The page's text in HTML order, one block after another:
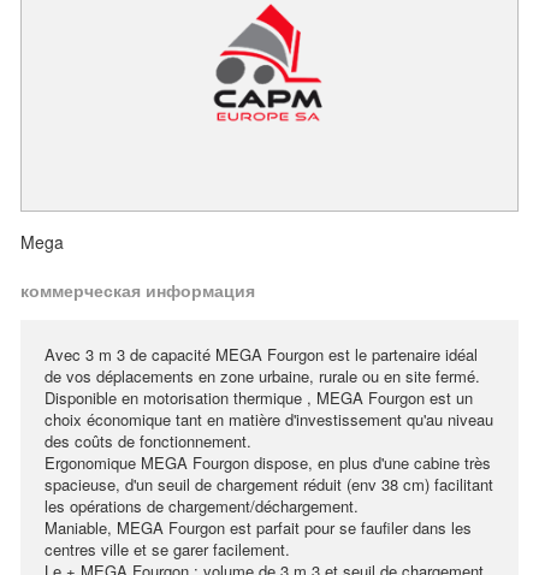
Mega
коммерческая информация
Avec 3 m 3 de capacité MEGA Fourgon est le partenaire idéal
de vos déplacements en zone urbaine, rurale ou en site fermé.
Disponible en motorisation thermique , MEGA Fourgon est un
choix économique tant en matière d'investissement qu'au niveau
des coûts de fonctionnement.
Ergonomique MEGA Fourgon dispose, en plus d'une cabine très
spacieuse, d'un seuil de chargement réduit (env 38 cm) facilitant
les opérations de chargement/déchargement.
Maniable, MEGA Fourgon est parfait pour se faufiler dans les
centres ville et se garer facilement.